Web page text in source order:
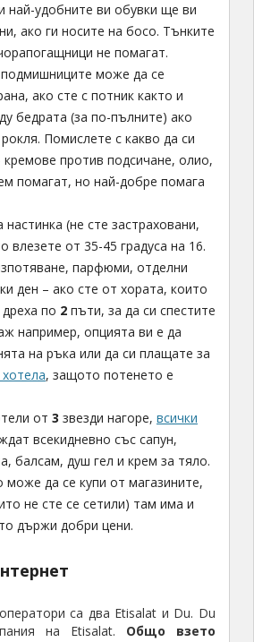
най-удобните ви обувки ще ви
ако ги носите на босо. Тънките
не помагат.
може да се
ако сте с потник както и
бедрата (за по-пълните) ако
Помислете с какво да си
против подсичане, олио,
помагат, но най-добре помага
настинка (не сте застраховани,
влезете от 35-45 градуса на 16.
парфюми, отделни
ден – ако сте от хората, които
по 2пъти, за да си спестите
например, опцията ви е да
на ръка или да си плащате за
, защото потенето е
от 3 звезди нагоре, всички
всекидневно със сапун,
балсам, душ гел и крем за тяло.
може да се купи от магазините,
не сте се сетили) там има и
държи добри цени.
са два Etisalat и Du. Du
на Etisalat. Общо взето